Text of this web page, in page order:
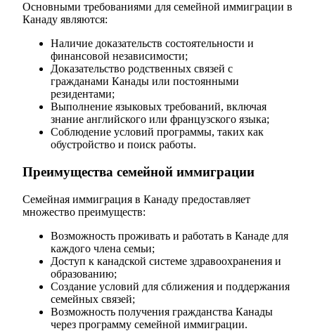
Основными требованиями для семейной иммиграции в
Канаду являются:
Наличие доказательств состоятельности и
финансовой независимости;
Доказательство родственных связей с
гражданами Канады или постоянными
резидентами;
Выполнение языковых требований, включая
знание английского или французского языка;
Соблюдение условий программы, таких как
обустройство и поиск работы.
Преимущества семейной иммиграции
Семейная иммиграция в Канаду предоставляет
множество преимуществ:
Возможность проживать и работать в Канаде для
каждого члена семьи;
Доступ к канадской системе здравоохранения и
образованию;
Создание условий для сближения и поддержания
семейных связей;
Возможность получения гражданства Канады
через программу семейной иммиграции.